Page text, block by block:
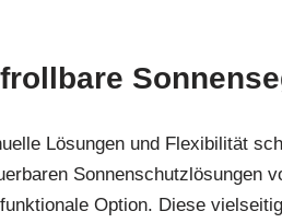
Lösungen und Flexibilität
Sonnenschutzlösungen
Option. Diese